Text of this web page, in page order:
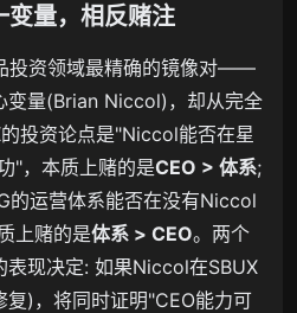
变量，相反赌注
投资领域最精确的镜像对——
变量(Brian Niccol)，却从完全
投资论点是"Niccol能否在星
"，本质上赌的是CEO > 体系;
的运营体系能否在没有Niccol
上赌的是体系 > CEO。两个
表现决定: 如果Niccol在SBUX
)，将同时证明"CEO能力可